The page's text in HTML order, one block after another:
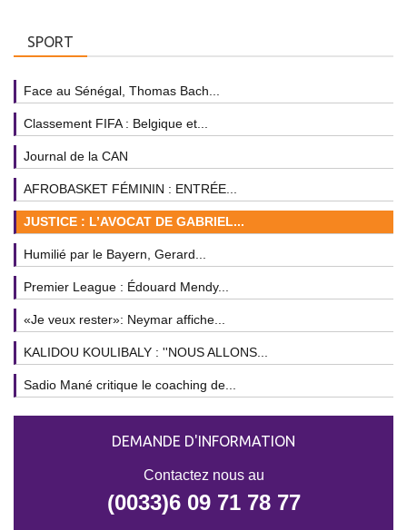
SPORT
Face au Sénégal, Thomas Bach...
Classement FIFA : Belgique et...
Journal de la CAN
AFROBASKET FÉMININ : ENTRÉE...
JUSTICE : L’AVOCAT DE GABRIEL...
Humilié par le Bayern, Gerard...
Premier League : Édouard Mendy...
«Je veux rester»: Neymar affiche...
KALIDOU KOULIBALY : ''NOUS ALLONS...
Sadio Mané critique le coaching de...
DEMANDE D'INFORMATION
Contactez nous au
(0033)6 09 71 78 77